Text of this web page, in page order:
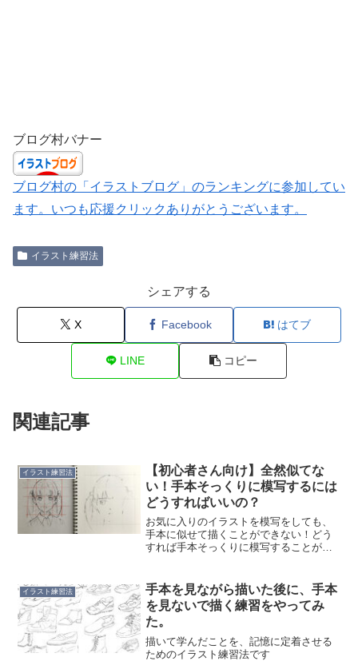
ブログ村バナー
ブログ村の「イラストブログ」のランキングに参加してい
ます。いつも応援クリックありがとうございます。
イラスト練習法
シェアする
X Facebook はてブ
LINE コピー
関連記事
イラスト練習法
【初心者さん向け】全然似てな
い！手本そっくりに模写するには
どうすればいいの？
お気に入りのイラストを模写をしても、
手本に似せて描くことができない！どう
すれば手本そっくりに模写することがで
す。手本そっくりに描く方法手本そっく
りに描く方法には次の方法が...
イラスト練習法
手本を見ながら描いた後に、手本
を見ないで描く練習をやってみ
た。
描いて学んだことを、記憶に定着させる
ためのイラスト練習法です